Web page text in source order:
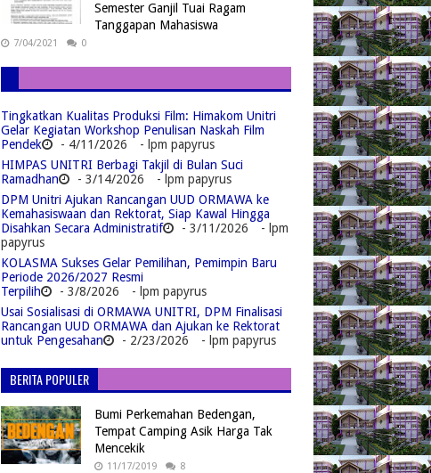
Semester Ganjil Tuai Ragam
Tanggapan Mahasiswa
7/04/2021 0
Tingkatkan Kualitas Produksi Film: Himakom Unitri
Gelar Kegiatan Workshop Penulisan Naskah Film
Pendek
- 4/11/2026
- lpm papyrus
HIMPAS UNITRI Berbagi Takjil di Bulan Suci
Ramadhan
- 3/14/2026
- lpm papyrus
DPM Unitri Ajukan Rancangan UUD ORMAWA ke
Kemahasiswaan dan Rektorat, Siap Kawal Hingga
Disahkan Secara Administratif
- 3/11/2026
- lpm
papyrus
KOLASMA Sukses Gelar Pemilihan, Pemimpin Baru
Periode 2026/2027 Resmi
Terpilih
- 3/8/2026
- lpm papyrus
Usai Sosialisasi di ORMAWA UNITRI, DPM Finalisasi
Rancangan UUD ORMAWA dan Ajukan ke Rektorat
untuk Pengesahan
- 2/23/2026 - lpm papyrus
BERITA POPULER
Bumi Perkemahan Bedengan,
Tempat Camping Asik Harga Tak
Mencekik
11/17/2019 8